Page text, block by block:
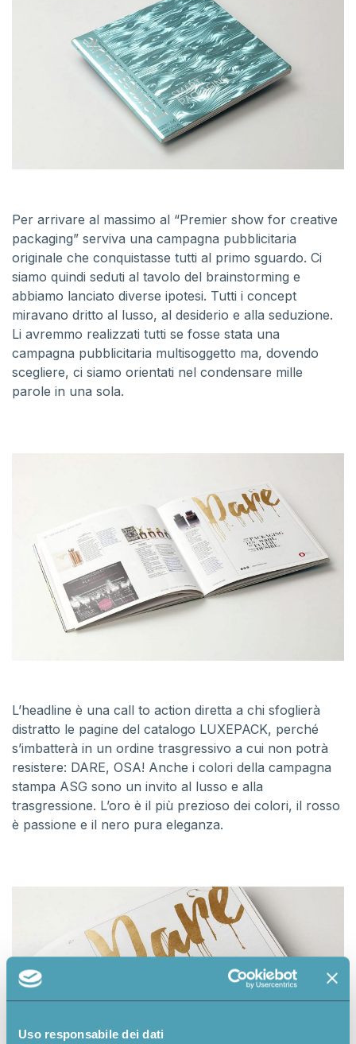
Uso responsabile dei dati
Per arrivare al massimo al “Premier show for creative
packaging” serviva una campagna pubblicitaria
originale che conquistasse tutti al primo sguardo. Ci
siamo quindi seduti al tavolo del brainstorming e
abbiamo lanciato diverse ipotesi. Tutti i concept
miravano dritto al lusso, al desiderio e alla seduzione.
Li avremmo realizzati tutti se fosse stata una
campagna pubblicitaria multisoggetto ma, dovendo
scegliere, ci siamo orientati nel condensare mille
parole in una sola.
L’headline è una call to action diretta a chi sfoglierà
distratto le pagine del catalogo LUXEPACK, perché
s’imbatterà in un ordine trasgressivo a cui non potrà
resistere: DARE, OSA! Anche i colori della campagna
stampa ASG sono un invito al lusso e alla
trasgressione. L’oro è il più prezioso dei colori, il rosso
è passione e il nero pura eleganza.